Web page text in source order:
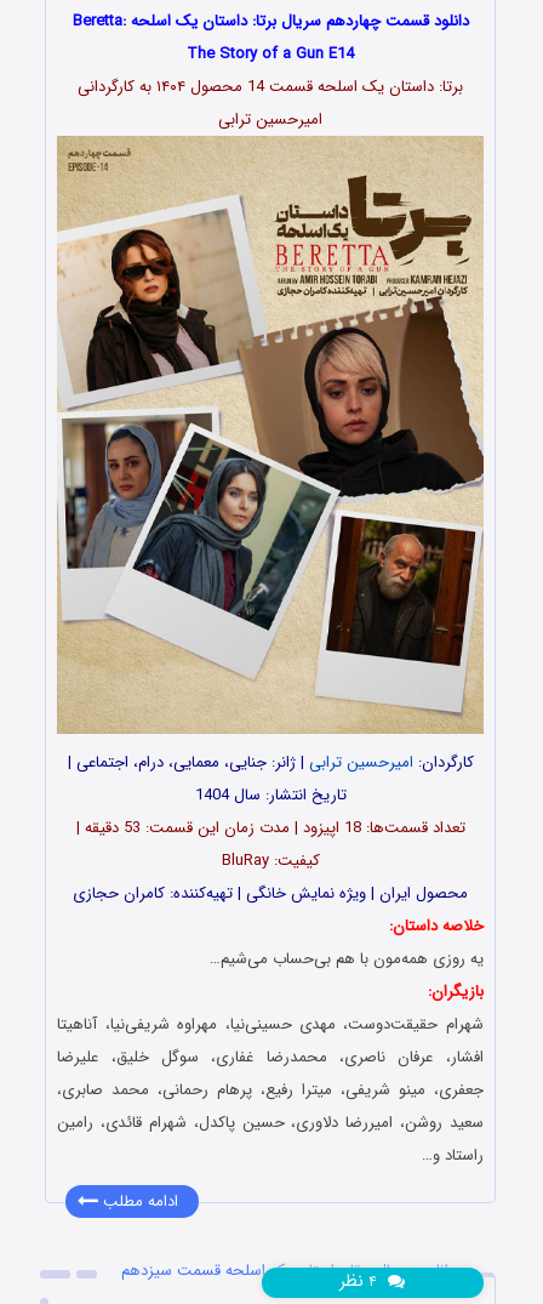
دانلود قسمت چهاردهم سریال برتا: داستان یک اسلحه ‌Beretta:
The Story of a Gun E14
برتا: داستان یک اسلحه قسمت 14 محصول ۱۴۰۴ به کارگردانی
امیرحسین ترابی
کارگردان: امیرحسین ترابی | ژانر: جنایی، معمایی، درام، اجتماعی |
تاریخ انتشار: سال 1404
تعداد قسمت‌ها: 18 اپیزود | مدت زمان این قسمت: 53 دقیقه |
کیفیت: BluRay
محصول ایران | ویژه نمایش خانگی | تهیه‌کننده: کامران حجازی
خلاصه داستان:
یه روزی همه‌مون با هم بی‌حساب می‌شیم…
بازیگران:
شهرام حقیقت‌دوست، مهدی حسینی‌نیا، مهراوه شریفی‌نیا، آناهیتا
افشار، عرفان ناصری، محمدرضا غفاری، سوگل خلیق، علیرضا
جعفری، مینو شریفی، میترا رفیع، پرهام رحمانی، محمد صابری،
سعید روشن، امیررضا دلاوری، حسین پاکدل، شهرام قائدی، رامین
راستاد و…
ادامه مطلب
دانلود سریال برتا: داستان یک اسلحه قسمت سیزدهم
نظر